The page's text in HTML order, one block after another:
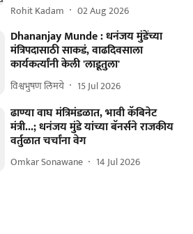
Rohit Kadam 02 Aug 2026
Dhananjay Munde : धनंजय मुंडेंच्या
मंत्रिपदासाठी साकडं, वाढदिवसाला
कार्यकर्त्यांनी केली 'लाडूतुला'
विश्वभुषण लिमये 15 Jul 2026
ढाण्या वाघ मंत्रिमंडळात, भावी कॅबिनेट
मंत्री...; धनंजय मुंडे यांच्या बॅनर्सने राजकीय
वर्तुळात चर्चांना वेग
Omkar Sonawane 14 Jul 2026